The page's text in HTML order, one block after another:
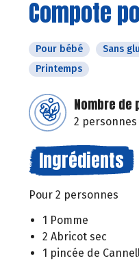
Compote
Pour bébé Sans
Printemps
Nombre de
2 personnes
Ingrédients
Pour 2 personnes
1 Pomme
2 Abricot sec
1 pincée de